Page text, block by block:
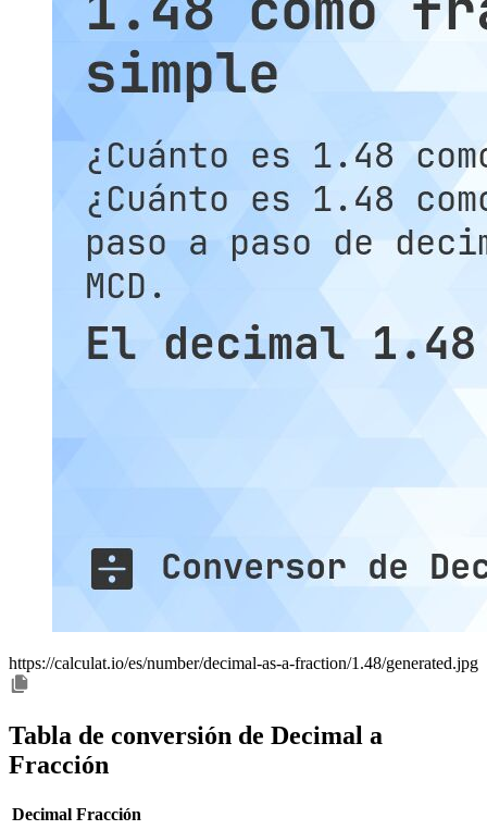
https://calculat.io/es/number/decimal-as-a-fraction/1.48/generated.jpg
Tabla de conversión de Decimal a
Fracción
Decimal Fracción